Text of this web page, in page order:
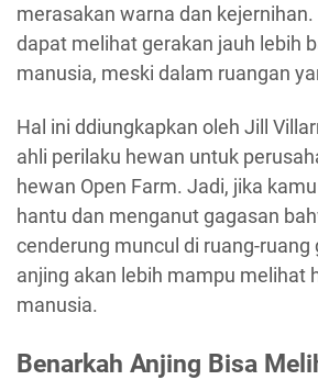
merasakan warna dan
dapat melihat gerakan jauh lebih
manusia, meski dalam ruangan
Hal ini ddiungkapkan oleh Jill
ahli perilaku hewan untuk
hewan Open Farm. Jadi, jika
hantu dan menganut gagasan
cenderung muncul di ruang-ruang
anjing akan lebih mampu melihat
manusia.
Benarkah Anjing Bisa